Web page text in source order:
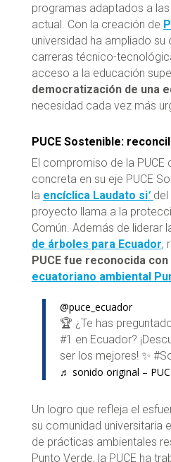
programas adaptados a
actual. Con la creación de
universidad ha ampliado
carreras técnico-
acceso a la educación
democratización de una
necesidad cada vez más
PUCE Sostenible:
El compromiso de la PUCE
concreta en su eje PUCE
la encíclica Laudato si‘
proyecto llama a la
Común. Además de liderar
de árboles para Ecuador,
PUCE fue reconocida con
ecuatoriano ambiental
@puce_ecuador
🏆 ¿Te has
#1 en Ecuador?
ser los mejores! ✨
♬ sonido original –
Un logro que refleja el
su comunidad universitaria
de prácticas ambientales
Punto Verde, la PUCE ha